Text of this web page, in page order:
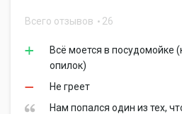
Всего отзывов 26
Всё моется в посудомойке
опилок)
Не греет
Нам попался один из тех,